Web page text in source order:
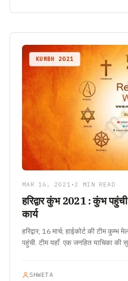
KUMBH 2021
MAR 16, 2021 •2 MIN READ
हरिद्वार कुंभ 2021 : कुंभ
कार्य
हरिद्वार, 16 मार्च; हाईकोर्ट की टीम कुम्भ
पहुंची. टीम यहाँ एक जनहित याचिका की
SHWETA